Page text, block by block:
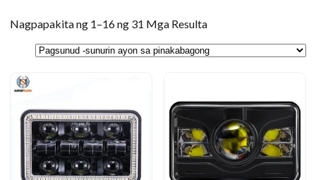
Nagpapakita ng 1–16 ng 31 Mga ResultaPinagsunod
sunod